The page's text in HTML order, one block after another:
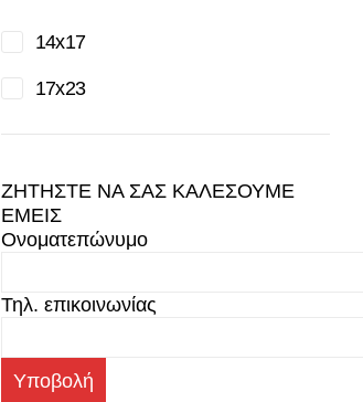
14x17
17x23
ΖΗΤΗΣΤΕ ΝΑ ΣΑΣ ΚΑΛΕΣΟΥΜΕ
ΕΜΕΙΣ
Ονοματεπώνυμο
Τηλ. επικοινωνίας